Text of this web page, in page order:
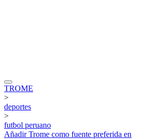
TROME
>
deportes
>
futbol peruano
AñadirTrome como fuente preferida en